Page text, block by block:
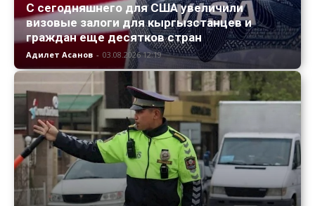
С сегодняшнего для США увеличили
визовые залоги для кыргызстанцев и
граждан еще десятков стран
Адилет Асанов - 03.08.2026 12:19